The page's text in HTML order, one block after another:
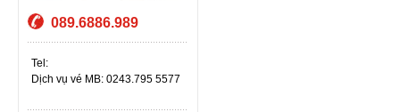
089.6886.989
Tel:
Dịch vụ vé MB: 0243.795 5577